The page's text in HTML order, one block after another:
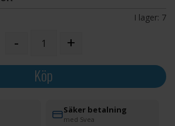
I lager: 7
- +
Köp
Säker betalning
med Svea